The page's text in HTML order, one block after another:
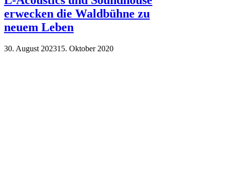
erwecken die Waldbühne zu
neuem Leben
30. August 202315. Oktober 2020